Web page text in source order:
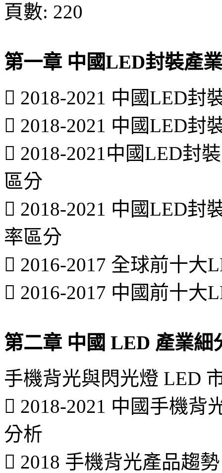
頁數: 220
第一章 中國LED封裝產
 2018-2021 中國LED封
 2018-2021 中國LED封
 2018-2021中國LED封
區分
 2018-2021 中國LED封
率區分
 2016-2017 全球前十大
 2016-2017 中國前十大
第二章 中國 LED 產業細
手機背光與閃光燈 LED
 2018-2021 中國手機背
分析
 2018 手機背光產品趨勢